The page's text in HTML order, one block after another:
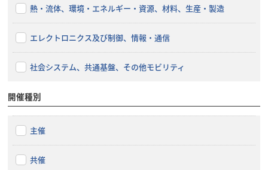
熱・流体、環境・エネルギー・資源、材料、生産・製造
エレクトロニクス及び制御、情報・通信
社会システム、共通基盤、その他モビリティ
開催種別
主催
共催